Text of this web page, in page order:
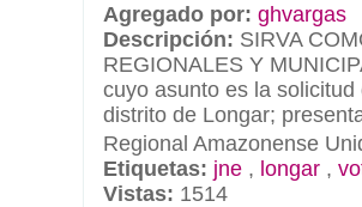
Agregado por: ghvargas
Descripción: SIRVA
REGIONALES Y
cuyo asunto es la
distrito de Longar;
Regional Amazonense
Etiquetas: jne , longar ,
Vistas: 1514